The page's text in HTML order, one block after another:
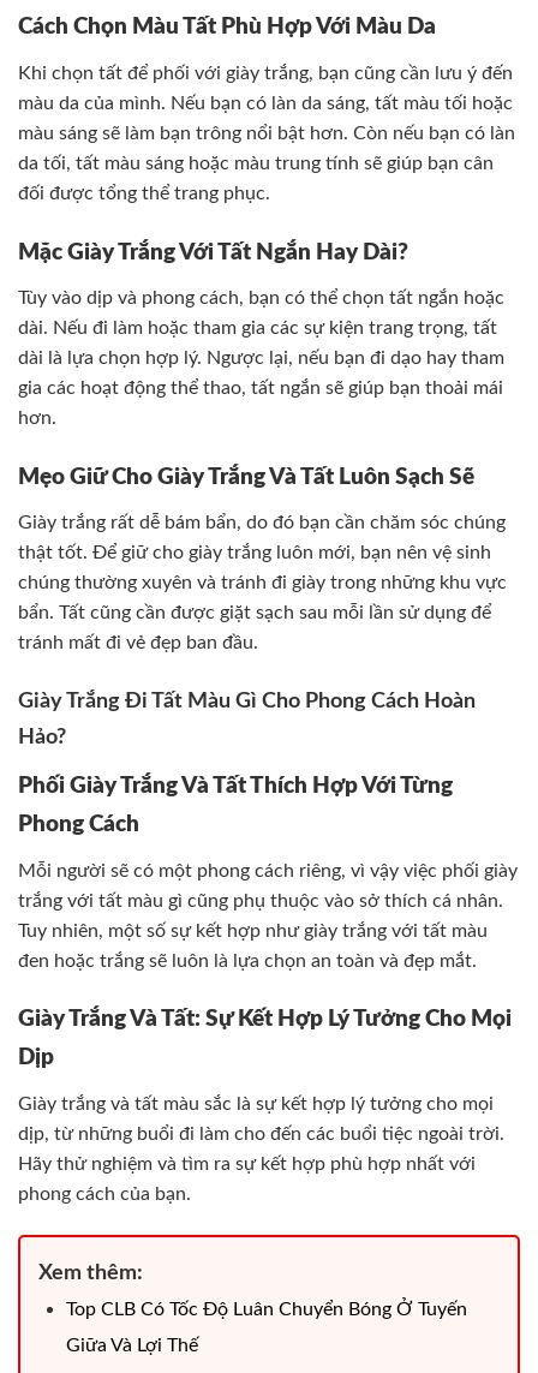
Cách Chọn Màu Tất Phù Hợp Với Màu Da
Khi chọn tất để phối với giày trắng, bạn cũng cần lưu ý đến
màu da của mình. Nếu bạn có làn da sáng, tất màu tối hoặc
màu sáng sẽ làm bạn trông nổi bật hơn. Còn nếu bạn có làn
da tối, tất màu sáng hoặc màu trung tính sẽ giúp bạn cân
đối được tổng thể trang phục.
Mặc Giày Trắng Với Tất Ngắn Hay Dài?
Tùy vào dịp và phong cách, bạn có thể chọn tất ngắn hoặc
dài. Nếu đi làm hoặc tham gia các sự kiện trang trọng, tất
dài là lựa chọn hợp lý. Ngược lại, nếu bạn đi dạo hay tham
gia các hoạt động thể thao, tất ngắn sẽ giúp bạn thoải mái
hơn.
Mẹo Giữ Cho Giày Trắng Và Tất Luôn Sạch Sẽ
Giày trắng rất dễ bám bẩn, do đó bạn cần chăm sóc chúng
thật tốt. Để giữ cho giày trắng luôn mới, bạn nên vệ sinh
chúng thường xuyên và tránh đi giày trong những khu vực
bẩn. Tất cũng cần được giặt sạch sau mỗi lần sử dụng để
tránh mất đi vẻ đẹp ban đầu.
Giày Trắng Đi Tất Màu Gì Cho Phong Cách Hoàn
Hảo?
Phối Giày Trắng Và Tất Thích Hợp Với Từng
Phong Cách
Mỗi người sẽ có một phong cách riêng, vì vậy việc phối giày
trắng với tất màu gì cũng phụ thuộc vào sở thích cá nhân.
Tuy nhiên, một số sự kết hợp như giày trắng với tất màu
đen hoặc trắng sẽ luôn là lựa chọn an toàn và đẹp mắt.
Giày Trắng Và Tất: Sự Kết Hợp Lý Tưởng Cho Mọi
Dịp
Giày trắng và tất màu sắc là sự kết hợp lý tưởng cho mọi
dịp, từ những buổi đi làm cho đến các buổi tiệc ngoài trời.
Hãy thử nghiệm và tìm ra sự kết hợp phù hợp nhất với
phong cách của bạn.
Xem thêm:
Top CLB Có Tốc Độ Luân Chuyển Bóng Ở Tuyến
Giữa Và Lợi Thế